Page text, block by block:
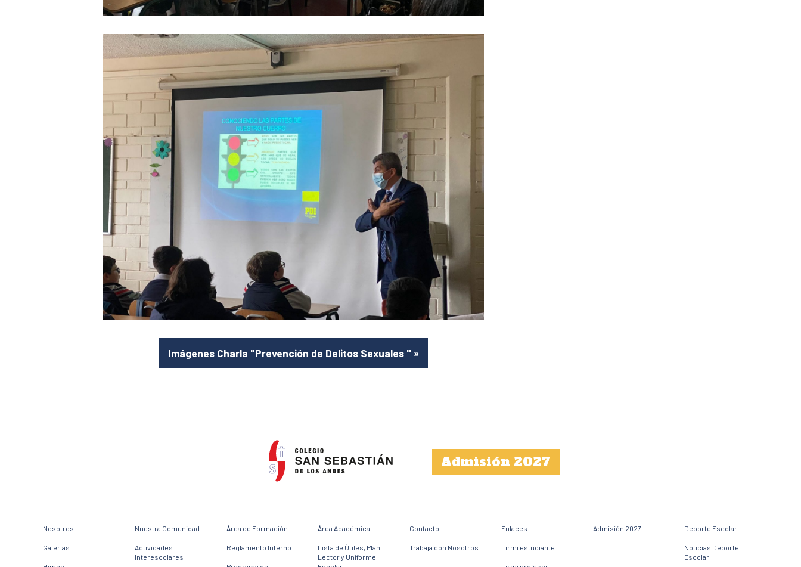
Imágenes Charla "Prevención de Delitos Sexuales " »
Admisión 2027
Nosotros
Galerías
Nuestra Comunidad
Actividades
Interescolares
Área de Formación
Reglamento Interno
Área Académica
Lista de Útiles, Plan
Lector y Uniforme
Contacto
Trabaja con Nosotros
Enlaces
Lirmi estudiante
Admisión 2027 Deporte Escolar
Noticias Deporte
Escolar